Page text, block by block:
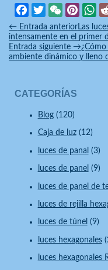
CATEGORÍAS
Blog(120)
Caja de luz(12)
luces de panal (3)
luces de panel (9)
luces de panel de
luces de rejilla
luces de túnel (9)
luces hexagonales
luces hexagonales
Facebook
TwitterWeChatPinterest
← Entrada anteriorLas
intensamente en el primer
Entrada siguiente→
ambiente dinámico y lleno